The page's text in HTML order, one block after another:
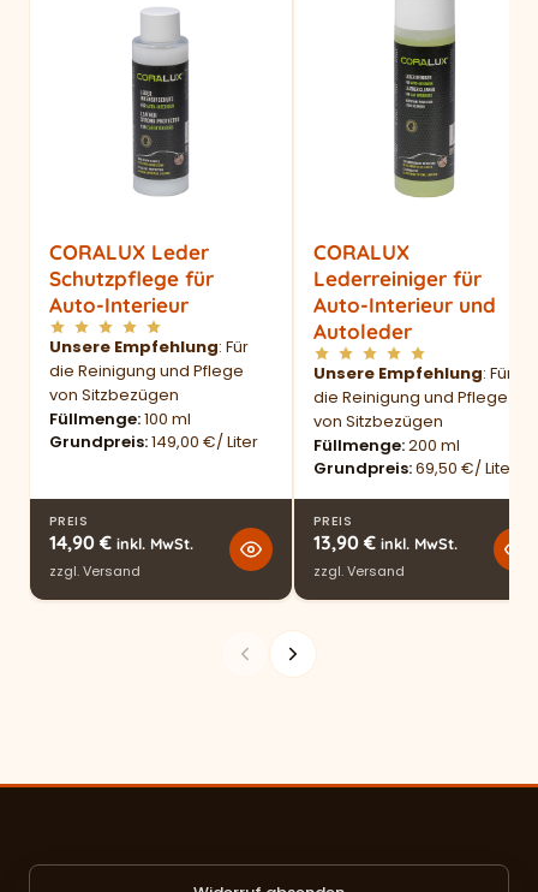
CORALUX Leder
Schutzpflege für
Auto-Interieur
Unsere Empfehlung: Für
die Reinigung und Pflege
von Sitzbezügen
Füllmenge 100 ml
Grundpreis 149,00 €/ Liter
PREIS
14,90 € inkl. MwSt.
zzgl.Versand
CORALUX
Lederreiniger für
Auto-Interieur und
Autoleder
Unsere Empfehlung: Für
die Reinigung und Pflege
von Sitzbezügen
Füllmenge 200 ml
Grundpreis 69,50 €/ Liter
PREIS
13,90 € inkl. MwSt.
zzgl.Versand